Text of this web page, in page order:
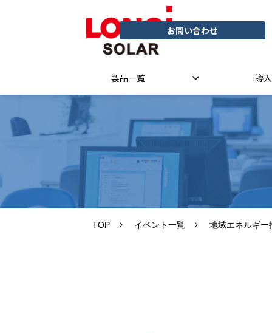
お問い合わせ
製品一覧 導
TOP イベント一覧 地域エネルギー